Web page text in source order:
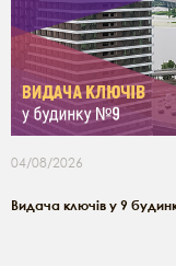
04/08/2026
Видача ключів у 9